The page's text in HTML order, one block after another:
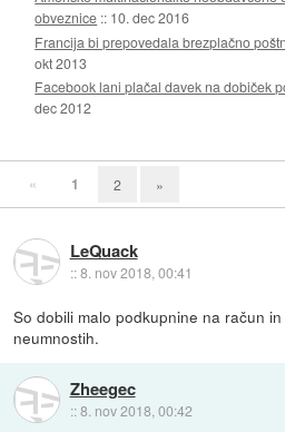
obveznice :: 10. dec 2016
Francija bi prepovedala brezplačno
okt 2013
Facebook lani plačal davek na dobiček
dec 2012
« 1 2 »
LeQuack
::8. nov 2018, 00:41
So dobili malo podkupnine na račun
neumnostih.
Zheegec
::8. nov 2018, 00:42